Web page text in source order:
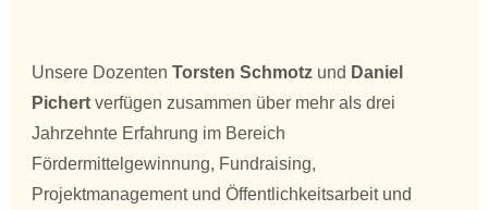
Unsere DozentenTorsten Schmotz und Daniel
Pichert verfügen zusammen über mehr als drei
Jahrzehnte Erfahrung im Bereich
Fördermittelgewinnung, Fundraising,
Projektmanagement und Öffentlichkeitsarbeit und